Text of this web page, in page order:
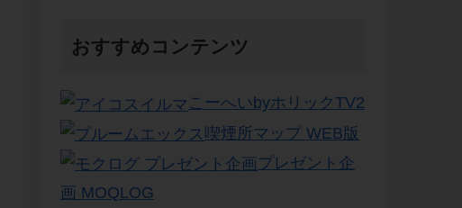
おすすめコンテンツ
こーへいbyホリックTV2
喫煙所マップ WEB版
プレゼント企
画 MOQLOG